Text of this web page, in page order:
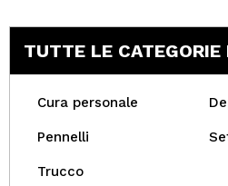
TUTTE LE CATEGORIE
Cura personale
Pennelli
Trucco